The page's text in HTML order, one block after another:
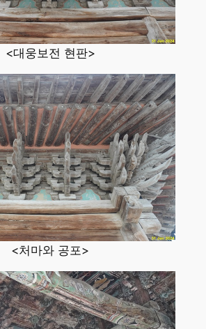
<대웅보전 현판>
<처마와 공포>